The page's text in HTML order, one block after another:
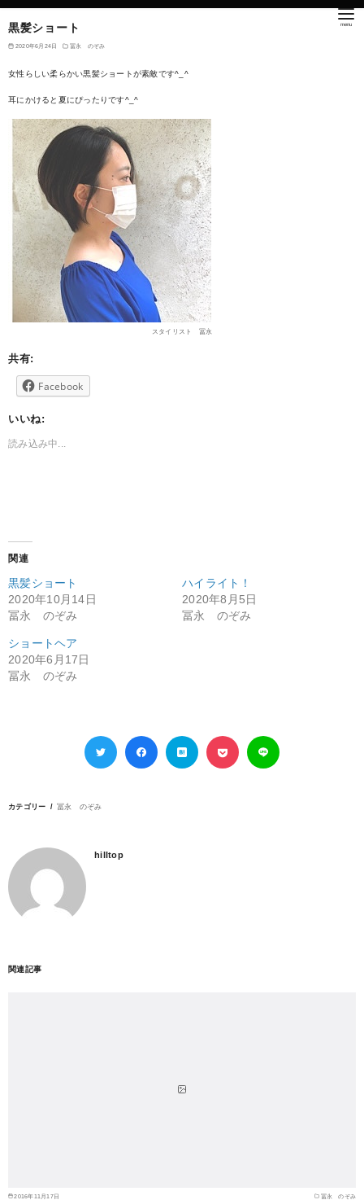
黒髪ショート
2020年6月24日 冨永 のぞみ
女性らしい柔らかい黒髪ショートが素敵です^_^
耳にかけると夏にぴったりです^_^
スタイリスト 冨永
共有:
Facebook
いいね:
読み込み中...
関連
黒髪ショート
2020年10月14日
冨永 のぞみ
ハイライト！
2020年8月5日
冨永 のぞみ
ショートヘア
2020年6月17日
冨永 のぞみ
カテゴリー 冨永 のぞみ
hilltop
関連記事
2016年11月17日 冨永 のぞみ